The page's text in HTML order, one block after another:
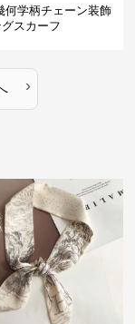
何学柄チェーン装飾
スカーフ
›